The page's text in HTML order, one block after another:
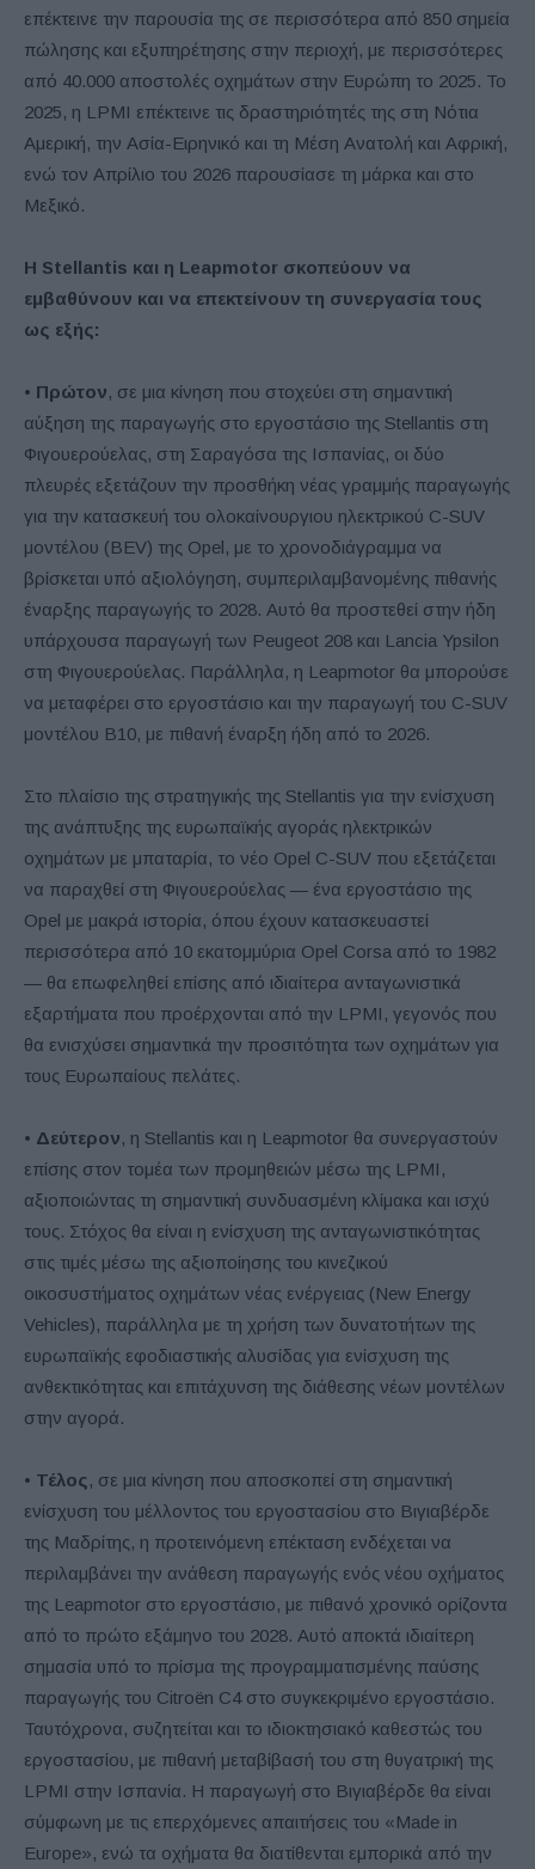
επέκτεινε την παρουσία της σε περισσότερα από 850 σημεία
πώλησης και εξυπηρέτησης στην περιοχή, με περισσότερες
από 40.000 αποστολές οχημάτων στην Ευρώπη το 2025. Το
2025, η LPMI επέκτεινε τις δραστηριότητές της στη Νότια
Αμερική, την Ασία-Ειρηνικό και τη Μέση Ανατολή και Αφρική,
ενώ τον Απρίλιο του 2026 παρουσίασε τη μάρκα και στο
Μεξικό.
Η Stellantis και η Leapmotor σκοπεύουν να
εμβαθύνουν και να επεκτείνουν τη συνεργασία τους
ως εξής:
• Πρώτον, σε μια κίνηση που στοχεύει στη σημαντική
αύξηση της παραγωγής στο εργοστάσιο της Stellantis στη
Φιγουερούελας, στη Σαραγόσα της Ισπανίας, οι δύο
πλευρές εξετάζουν την προσθήκη νέας γραμμής παραγωγής
για την κατασκευή του ολοκαίνουργιου ηλεκτρικού C-SUV
μοντέλου (BEV) της Opel, με το χρονοδιάγραμμα να
βρίσκεται υπό αξιολόγηση, συμπεριλαμβανομένης πιθανής
έναρξης παραγωγής το 2028. Αυτό θα προστεθεί στην ήδη
υπάρχουσα παραγωγή των Peugeot 208 και Lancia Ypsilon
στη Φιγουερούελας. Παράλληλα, η Leapmotor θα μπορούσε
να μεταφέρει στο εργοστάσιο και την παραγωγή του C-SUV
μοντέλου B10, με πιθανή έναρξη ήδη από το 2026.
Στο πλαίσιο της στρατηγικής της Stellantis για την ενίσχυση
της ανάπτυξης της ευρωπαϊκής αγοράς ηλεκτρικών
οχημάτων με μπαταρία, το νέο Opel C-SUV που εξετάζεται
να παραχθεί στη Φιγουερούελας — ένα εργοστάσιο της
Opel με μακρά ιστορία, όπου έχουν κατασκευαστεί
περισσότερα από 10 εκατομμύρια Opel Corsa από το 1982
— θα επωφεληθεί επίσης από ιδιαίτερα ανταγωνιστικά
εξαρτήματα που προέρχονται από την LPMI, γεγονός που
θα ενισχύσει σημαντικά την προσιτότητα των οχημάτων για
τους Ευρωπαίους πελάτες.
• Δεύτερον, η Stellantis και η Leapmotor θα συνεργαστούν
επίσης στον τομέα των προμηθειών μέσω της LPMI,
αξιοποιώντας τη σημαντική συνδυασμένη κλίμακα και ισχύ
τους. Στόχος θα είναι η ενίσχυση της ανταγωνιστικότητας
στις τιμές μέσω της αξιοποίησης του κινεζικού
οικοσυστήματος οχημάτων νέας ενέργειας (New Energy
Vehicles), παράλληλα με τη χρήση των δυνατοτήτων της
ευρωπαϊκής εφοδιαστικής αλυσίδας για ενίσχυση της
ανθεκτικότητας και επιτάχυνση της διάθεσης νέων μοντέλων
στην αγορά.
• Τέλος , σε μια κίνηση που αποσκοπεί στη σημαντική
ενίσχυση του μέλλοντος του εργοστασίου στο Βιγιαβέρδε
της Μαδρίτης, η προτεινόμενη επέκταση ενδέχεται να
περιλαμβάνει την ανάθεση παραγωγής ενός νέου οχήματος
της Leapmotor στο εργοστάσιο, με πιθανό χρονικό ορίζοντα
από το πρώτο εξάμηνο του 2028. Αυτό αποκτά ιδιαίτερη
σημασία υπό το πρίσμα της προγραμματισμένης παύσης
παραγωγής του Citroën C4 στο συγκεκριμένο εργοστάσιο.
Ταυτόχρονα, συζητείται και το ιδιοκτησιακό καθεστώς του
εργοστασίου, με πιθανή μεταβίβασή του στη θυγατρική της
LPMI στην Ισπανία. Η παραγωγή στο Βιγιαβέρδε θα είναι
σύμφωνη με τις επερχόμενες απαιτήσεις του «Made in
Europe», ενώ τα οχήματα θα διατίθενται εμπορικά από την